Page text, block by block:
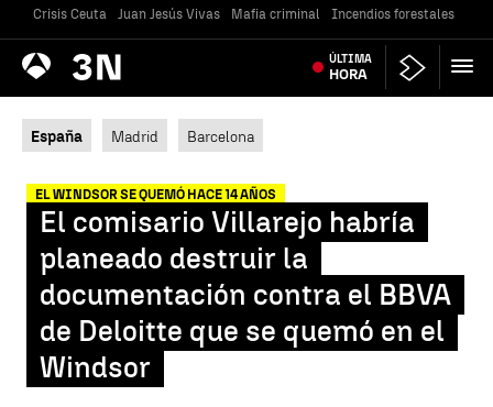
Crisis Ceuta Juan Jesús Vivas Mafia criminal Incendios forestales
Antena
3 Noticias ÚLTIMA
HORA
España Madrid Barcelona
EL WINDSOR SE QUEMÓ HACE 14 AÑOS
El comisario Villarejo habría
planeado destruir la
documentación contra el BBVA
de Deloitte que se quemó en el
Windsor